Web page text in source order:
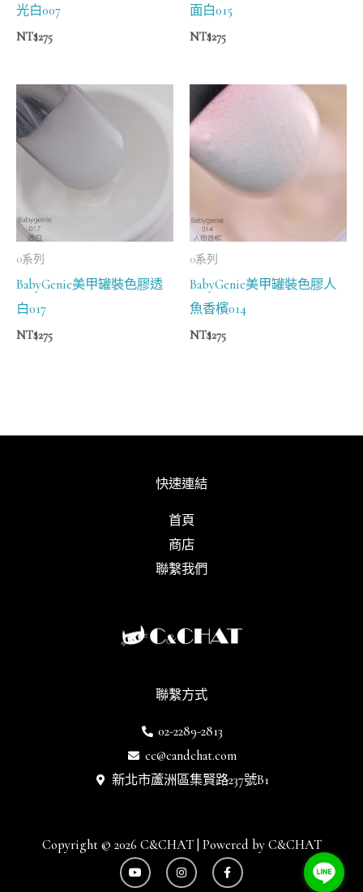
光白007
NT$275
面白015
NT$275
0系列
BabyGenie美甲罐裝色膠透
白017
NT$275
0系列
BabyGenie美甲罐裝色膠人
魚香檳014
NT$275
聯繫方式
02-2289-2813
cc@candchat.com
新北市蘆洲區集賢路237號B1
快速連結
首頁
商店
聯繫我們
Copyright © 2026 C&CHAT | Powered by C&CHAT
Y
o
u
I
n
s
F
a
c